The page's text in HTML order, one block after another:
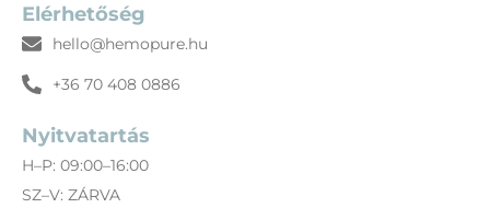
Elérhetőség
hello@hemopure.hu
+36 70 408 0886
Nyitvatartás
H–P: 09:00–16:00
SZ–V: ZÁRVA